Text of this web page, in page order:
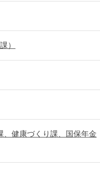
）
、健康づくり課、国保年金